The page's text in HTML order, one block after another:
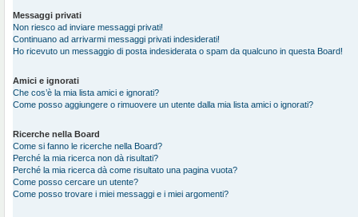
Messaggi privati
Non riesco ad inviare messaggi privati!
Continuano ad arrivarmi messaggi privati indesiderati!
Ho ricevuto un messaggio di posta indesiderata o spam da qualcuno in questa Board!
Amici e ignorati
Che cos’è la mia lista amici e ignorati?
Come posso aggiungere o rimuovere un utente dalla mia lista amici o ignorati?
Ricerche nella Board
Come si fanno le ricerche nella Board?
Perché la mia ricerca non dà risultati?
Perché la mia ricerca dà come risultato una pagina vuota?
Come posso cercare un utente?
Come posso trovare i miei messaggi e i miei argomenti?